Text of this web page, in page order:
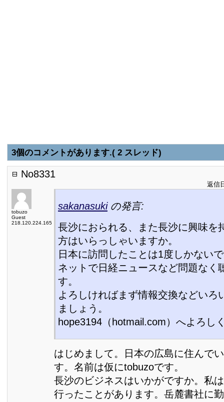
3個のコメントがあります.( 2 スレッド)
No8331
返信
tobuzo
Guest
218.120.224.165
sakanasukiの発言:
長沙におられる、また長沙に興味を
方はいらっしゃいますか。
日本に訪問したことは1度しかない
ネットで日経ニュースなど問題なく
す。
よろしければまず情報交換などいろ
ましょう。
hope3194（hotmail.com）へよろし
はじめまして。日本の広島に住んで
す。名前は仮にtobuzoです。
長沙のビジネスはいかがですか。私
行ったことがあります。岳麓書社に